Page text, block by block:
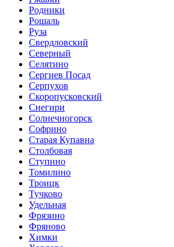
Родники
Рошаль
Руза
Свердловский
Северный
Селятино
Сергиев Посад
Серпухов
Скоропусковский
Снегири
Солнечногорск
Софрино
Старая Купавна
Столбовая
Ступино
Томилино
Троицк
Тучково
Удельная
Фрязино
Фряново
Химки